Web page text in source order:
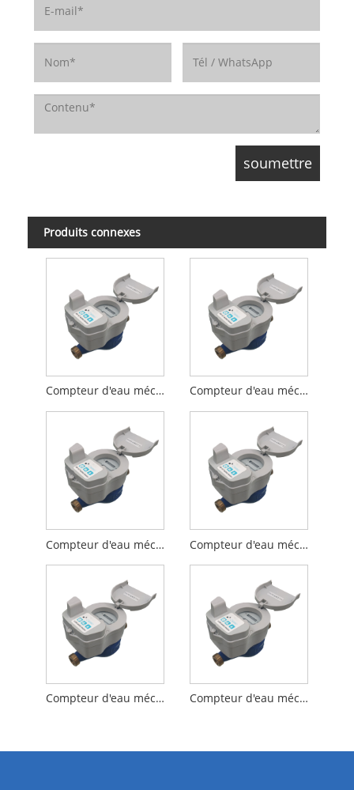
Produits connexes
Compteur d'eau mécanique intelligent sans fil haute performance DN15-NB-IoT Compteur d'eau mécanique intelligent sans fil haute performance DN20-NB-IoT
Compteur d'eau mécanique intelligent sans fil haute performance DN25-NB-IoT Compteur d'eau mécanique intelligent sans fil haute performance DN32-NB-IoT
Compteur d'eau mécanique intelligent sans fil DN15- LoRa de haute précision pour une utilisation industrielle Compteur d'eau mécanique Intelligent sans fil DN20-LoRa, haute précision, pour utilisation industrielle